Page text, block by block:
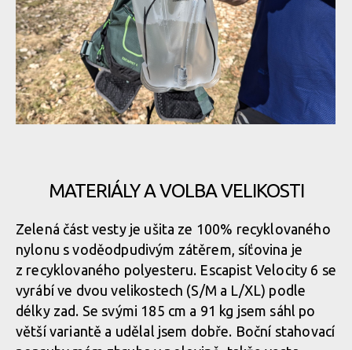
Osprey Escapist Velocity 6
Osprey Escapist Velocity 6
Osprey Escapist Velocity 6
Osprey Escapist Velocity 6
Osprey Escapist Velocity 6
Osprey Escapist Velocity 6
Osprey Escapist Velocity 6
Osprey Escapist Velocity 6
Osprey Escapist Velocity 6
Osprey Escapist Velocity 6
Osprey Escapist Velocity 6
MATERIÁLY A VOLBA VELIKOSTI
Zelená část vesty je ušita ze 100% recyklovaného
nylonu s voděodpudivým zátěrem, síťovina je
z recyklovaného polyesteru. Escapist Velocity 6 se
vyrábí ve dvou velikostech (S/M a L/XL) podle
délky zad. Se svými 185 cm a 91 kg jsem sáhl po
větší variantě a udělal jsem dobře. Boční stahovací